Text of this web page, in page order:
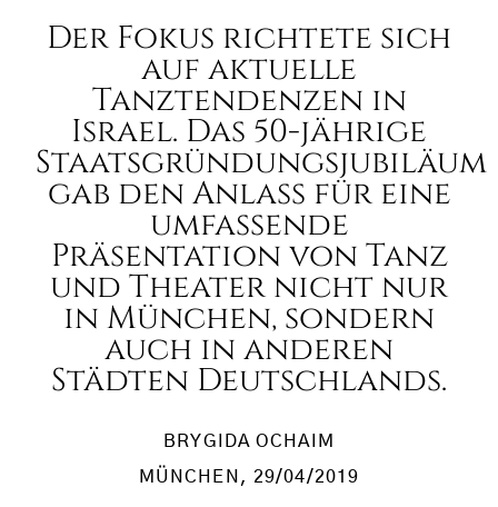
Der Fokus richtete sich
auf aktuelle
Tanztendenzen in
Israel. Das 50-jährige
Staatsgründungsjubiläum
gab den Anlass für eine
umfassende
Präsentation von Tanz
und Theater nicht nur
in München, sondern
auch in anderen
Städten Deutschlands.
BRYGIDA OCHAIM
MÜNCHEN , 29/04/2019